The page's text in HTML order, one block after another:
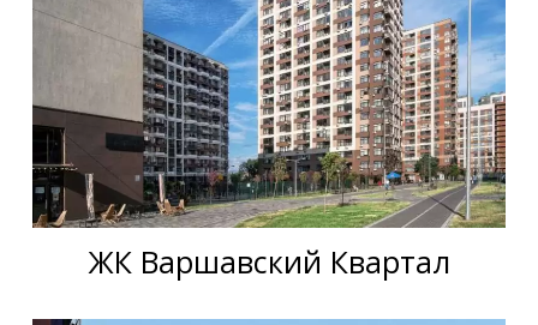
ЖК Варшавский Квартал